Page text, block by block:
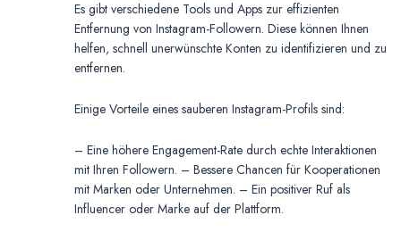
Es gibt verschiedene Tools und Apps zur effizienten
Entfernung von Instagram-Followern. Diese können Ihnen
helfen, schnell unerwünschte Konten zu identifizieren und zu
entfernen.
Einige Vorteile eines sauberen Instagram-Profils sind:
– Eine höhere Engagement-Rate durch echte Interaktionen
mit Ihren Followern. – Bessere Chancen für Kooperationen
mit Marken oder Unternehmen. – Ein positiver Ruf als
Influencer oder Marke auf der Plattform.